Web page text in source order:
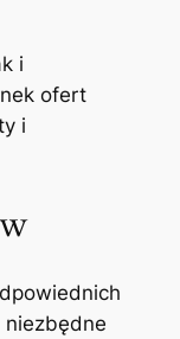
i
ofert
i